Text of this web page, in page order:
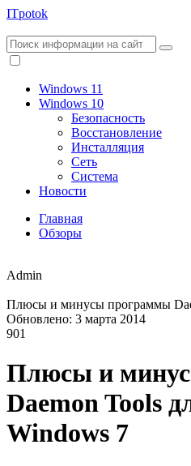
ITpotok
Windows 11
Windows 10
Безопасность
Восстановление
Инсталляция
Сеть
Система
Новости
Главная
Обзоры
Admin
Плюсы и минусы программы
Обновлено: 3 марта 2014
901
Плюсы и
Daemon Tools
Windows 7